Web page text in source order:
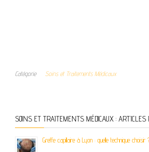
Catégorie Soins et Traitements Médicaux
SOINS ET TRAITEMENTS MÉDICAUX : ARTICLES
Greffe capillaire à Lyon : quelle technique choisir